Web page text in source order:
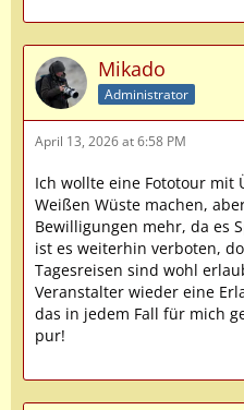
Mikado
Administrator
April 13, 2026 at 6:58 PM
Ich wollte eine Fototour mit
Weißen Wüste machen,
Bewilligungen mehr, da es
ist es weiterhin verboten,
Tagesreisen sind wohl
Veranstalter wieder eine
das in jedem Fall für mich
pur!